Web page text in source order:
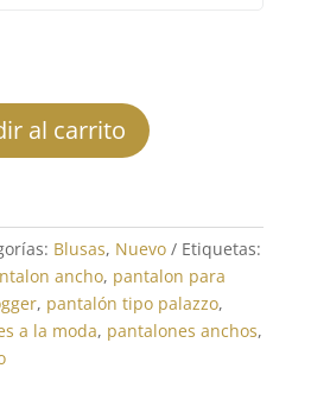
al carrito
Blusas, Nuevo
Etiquetas:
ancho, pantalon para
, pantalón tipo palazzo,
a la moda, pantalones anchos,